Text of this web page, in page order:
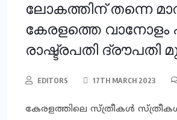
ലോകത്തിന് തന്നെ
കേരളത്തെ വാനോളം
രാഷ്ട്രപതി ദ്രൗപതി
EDITORS 17TH MARCH 2023
കേരളത്തിലെ സ്ത്രീകൾ